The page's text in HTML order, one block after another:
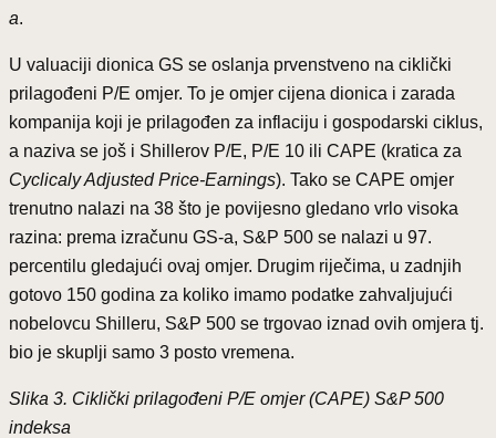
a.
U valuaciji dionica GS se oslanja prvenstveno na ciklički
prilagođeni P/E omjer. To je omjer cijena dionica i zarada
kompanija koji je prilagođen za inflaciju i gospodarski ciklus,
a naziva se još i Shillerov P/E, P/E 10 ili CAPE (kratica za
Cyclicaly Adjusted Price-Earnings). Tako se CAPE omjer
trenutno nalazi na 38 što je povijesno gledano vrlo visoka
razina: prema izračunu GS-a, S&P 500 se nalazi u 97.
percentilu gledajući ovaj omjer. Drugim riječima, u zadnjih
gotovo 150 godina za koliko imamo podatke zahvaljujući
nobelovcu Shilleru, S&P 500 se trgovao iznad ovih omjera tj.
bio je skuplji samo 3 posto vremena.
Slika 3. Ciklički prilagođeni P/E omjer (CAPE) S&P 500
indeksa